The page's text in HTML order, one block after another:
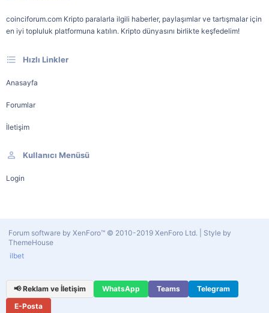
coinciforum.com Kripto paralarla ilgili haberler, paylaşımlar ve tartışmalar için
en iyi topluluk platformuna katılın. Kripto dünyasını birlikte keşfedelim!
Hızlı Linkler
Anasayfa
Forumlar
İletişim
Kullanıcı Menüsü
Login
Forum software by XenForo™ © 2010-2019 XenForo Ltd.
Style by
ThemeHouse
ilbet
📢 Reklam ve İletişim WhatsApp Teams
Telegram
E-Posta